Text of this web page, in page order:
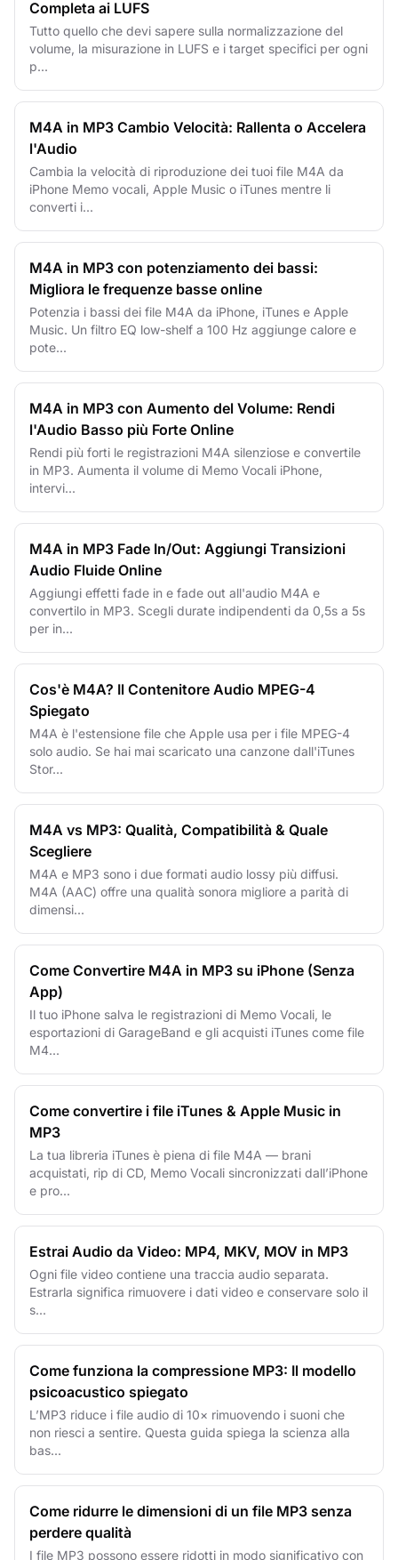
Completa ai LUFS
Tutto quello che devi sapere sulla normalizzazione del
volume, la misurazione in LUFS e i target specifici per ogni
p...
M4A in MP3 Cambio Velocità: Rallenta o Accelera
l'Audio
Cambia la velocità di riproduzione dei tuoi file M4A da
iPhone Memo vocali, Apple Music o iTunes mentre li
converti i...
M4A in MP3 con potenziamento dei bassi:
Migliora le frequenze basse online
Potenzia i bassi dei file M4A da iPhone, iTunes e Apple
Music. Un filtro EQ low-shelf a 100 Hz aggiunge calore e
pote...
M4A in MP3 con Aumento del Volume: Rendi
l'Audio Basso più Forte Online
Rendi più forti le registrazioni M4A silenziose e convertile
in MP3. Aumenta il volume di Memo Vocali iPhone,
intervi...
M4A in MP3 Fade In/Out: Aggiungi Transizioni
Audio Fluide Online
Aggiungi effetti fade in e fade out all'audio M4A e
convertilo in MP3. Scegli durate indipendenti da 0,5s a 5s
per in...
Cos'è M4A? Il Contenitore Audio MPEG-4
Spiegato
M4A è l'estensione file che Apple usa per i file MPEG-4
solo audio. Se hai mai scaricato una canzone dall'iTunes
Stor...
M4A vs MP3: Qualità, Compatibilità & Quale
Scegliere
M4A e MP3 sono i due formati audio lossy più diffusi.
M4A (AAC) offre una qualità sonora migliore a parità di
dimensi...
Come Convertire M4A in MP3 su iPhone (Senza
App)
Il tuo iPhone salva le registrazioni di Memo Vocali, le
esportazioni di GarageBand e gli acquisti iTunes come file
M4...
Come convertire i file iTunes & Apple Music in
MP3
La tua libreria iTunes è piena di file M4A — brani
acquistati, rip di CD, Memo Vocali sincronizzati dall’iPhone
e pro...
Estrai Audio da Video: MP4, MKV, MOV in MP3
Ogni file video contiene una traccia audio separata.
Estrarla significa rimuovere i dati video e conservare solo il
s...
Come funziona la compressione MP3: Il modello
psicoacustico spiegato
L’MP3 riduce i file audio di 10× rimuovendo i suoni che
non riesci a sentire. Questa guida spiega la scienza alla
bas...
Come ridurre le dimensioni di un file MP3 senza
perdere qualità
I file MP3 possono essere ridotti in modo significativo con